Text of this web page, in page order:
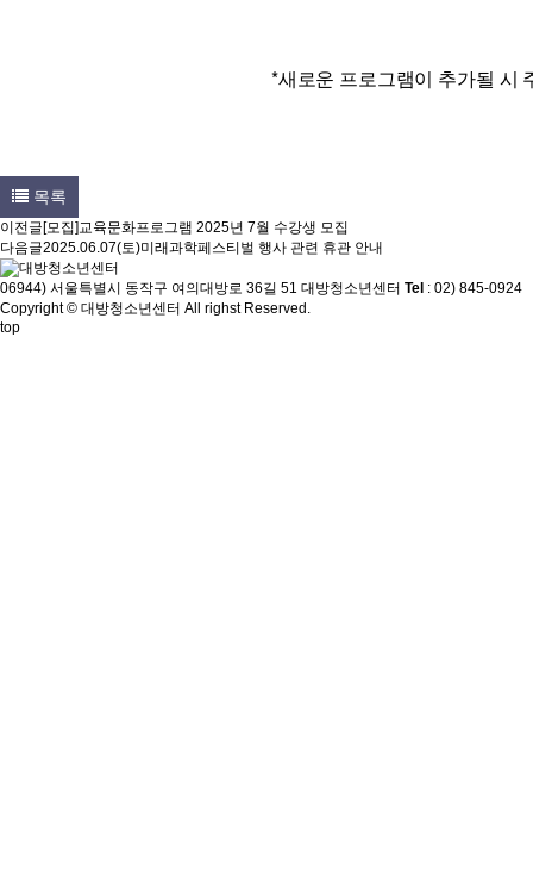
*새로운 프로그램이 추가될 시
목록
이전글[모집]교육문화프로그램 2025년 7월 수강생 모집
다음글2025.06.07(토)미래과학페스티벌 행사 관련 휴관 안내
06944) 서울특별시 동작구 여의대방로 36길 51 대방청소년센터 Tel : 02) 845-0924
Copyright © 대방청소년센터 All righst Reserved.
top